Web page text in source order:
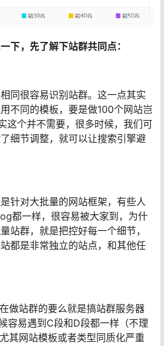
下，先了解下站群共同点：
同很容易识别站群。这一点其实
不同的模板，要是做100个网站岂
这个并不需要，很多时候，我们可
细节调整，就可以让搜索引擎避
针对大批量的网站框架，有些人
都一样，很容易被大家到，为什
站群，就是把控好每一个细节，
都是非常独立的站点，和其他任
做站群的要么就是搞站群服务器
容易遇到C段和D段都一样（不理
其网站模板或者类型同质化严重